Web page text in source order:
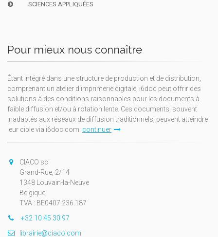
SCIENCES APPLIQUÉES
Pour mieux nous connaître
Étant intégré dans une structure de production et de distribution,
comprenant un atelier d'imprimerie digitale, i6doc peut offrir des
solutions à des conditions raisonnables pour les documents à
faible diffusion et/ou à rotation lente. Ces documents, souvent
inadaptés aux réseaux de diffusion traditionnels, peuvent atteindre
leur cible via i6doc.com. continuer
CIACO sc
Grand-Rue, 2/14
1348 Louvain-la-Neuve
Belgique
TVA : BE0407.236.187
+32 10 45 30 97
librairie@ciaco.com